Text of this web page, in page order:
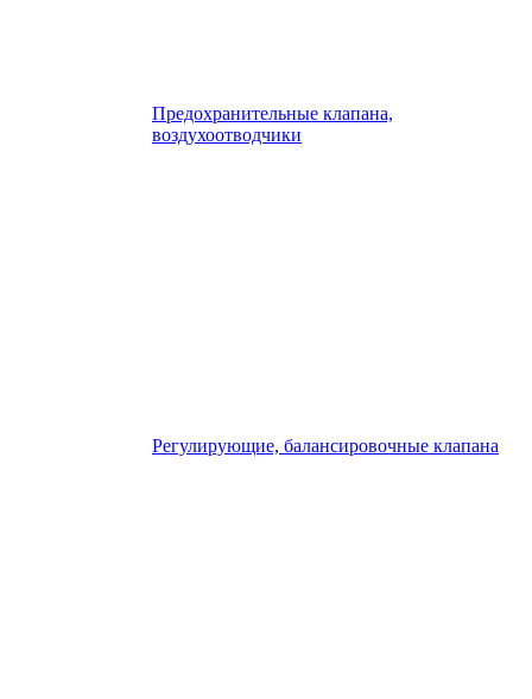
Предохранительные клапана,
воздухоотводчики
Регулирующие, балансировочные клапана